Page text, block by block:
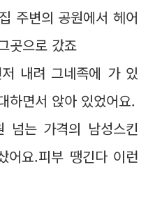
주변의 공원에서 헤어
곳으로 갔죠
내려 그네족에 가 있
하면서 앉아 있었어요.
넘는 가격의 남성스킨
어요.피부 땡긴다 이런